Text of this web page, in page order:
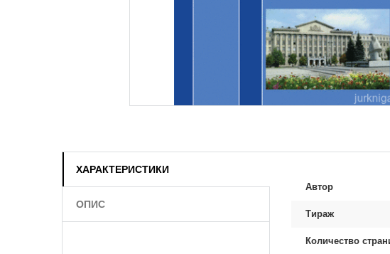
ХАРАКТЕРИСТИКИ
ОПИС
Автор
Тираж
Количество